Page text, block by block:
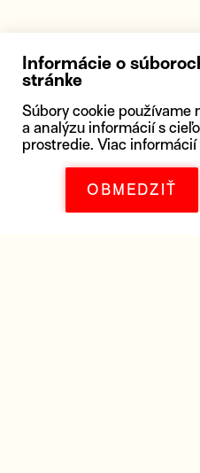
Informácie o
stránke
Súbory cookie používame
a analýzu informácií s
prostredie. Viac
OBMEDZIŤ